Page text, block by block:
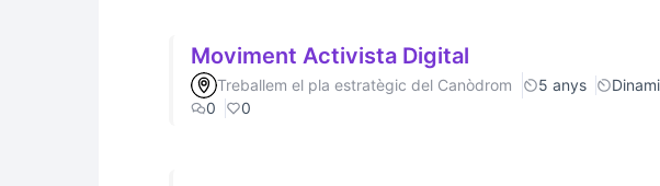
Moviment Activista Digital
Treballem el pla estratègic del Canòdrom 5 anys
0
0